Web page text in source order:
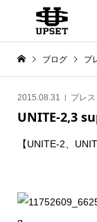
ブログ プ
2015.08.31 プレ
UNITE-2,3
【UNITE-2、